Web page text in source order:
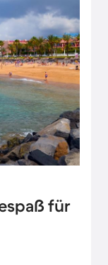
für